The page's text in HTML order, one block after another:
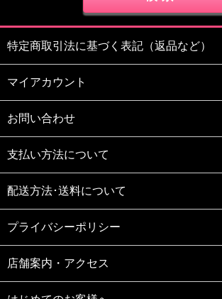
特定商取引法に基づく表記（返品など）
マイアカウント
お問い合わせ
支払い方法について
配送方法･送料について
プライバシーポリシー
店舗案内・アクセス